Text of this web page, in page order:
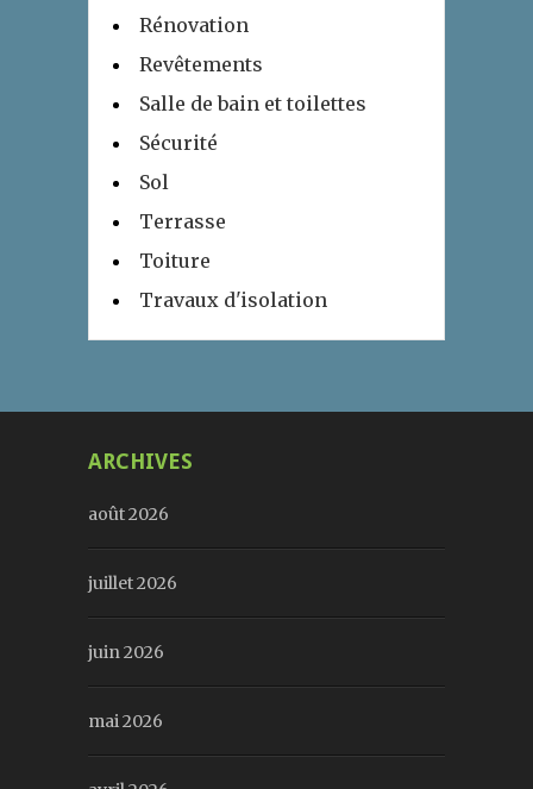
Rénovation
Revêtements
Salle de bain et toilettes
Sécurité
Sol
Terrasse
Toiture
Travaux d'isolation
ARCHIVES
août 2026
juillet 2026
juin 2026
mai 2026